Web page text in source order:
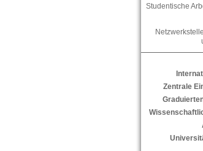
Studentische
Zentrale